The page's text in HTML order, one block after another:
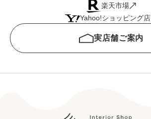
楽天市場
Yahoo!ショッピング店
実店舗ご案内